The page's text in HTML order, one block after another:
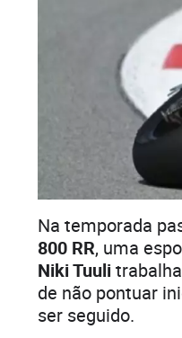
Na temporada
800 RR, uma
Niki Tuuli
de não pontuar
ser seguido.